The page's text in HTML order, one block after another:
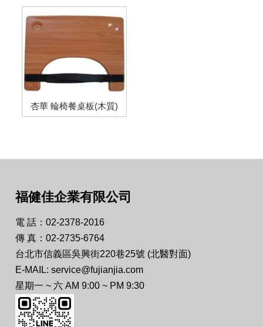
杏華 輪椅餐桌板(木質)
福健佳企業有限公司
電 話：02-2378-2016
傳 真：02-2735-6764
台北市信義區吳興街220巷25號 (北醫對面)
E-MAIL: service@fujianjia.com
星期一 ~ 六 AM 9:00 ~ PM 9:30